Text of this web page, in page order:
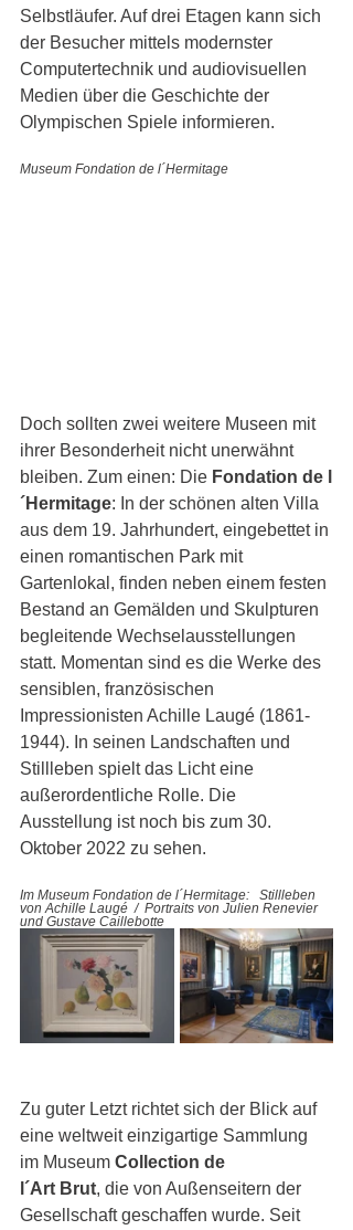
Selbstläufer. Auf drei Etagen kann sich
der Besucher mittels modernster
Computertechnik und audiovisuellen
Medien über die Geschichte der
Olympischen Spiele informieren.
Museum Fondation de l´Hermitage
Doch sollten zwei weitere Museen mit
ihrer Besonderheit nicht unerwähnt
bleiben. Zum einen: Die Fondation de l
´Hermitage: In der schönen alten Villa
aus dem 19. Jahrhundert, eingebettet in
einen romantischen Park mit
Gartenlokal, finden neben einem festen
Bestand an Gemälden und Skulpturen
begleitende Wechselausstellungen
statt. Momentan sind es die Werke des
sensiblen, französischen
Impressionisten Achille Laugé (1861-
1944). In seinen Landschaften und
Stillleben spielt das Licht eine
außerordentliche Rolle. Die
Ausstellung ist noch bis zum 30.
Oktober 2022 zu sehen.
Im Museum Fondation de l´Hermitage:   Stillleben
von Achille Laugé  /  Portraits von Julien Renevier
und Gustave Caillebotte
Zu guter Letzt richtet sich der Blick auf
eine weltweit einzigartige Sammlung
im Museum Collection de
l´Art Brut, die von Außenseitern der
Gesellschaft geschaffen wurde. Seit